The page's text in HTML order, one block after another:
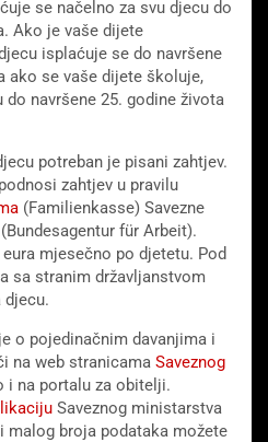
se načelno za svu djecu do
Ako je vaše dijete
isplaćuje se do navršene
ako se vaše dijete školuje,
do navršene 25. godine života
potreban je pisani zahtjev.
zahtjev u pravilu
(Familienkasse) Savezne
für Arbeit).
mjesečno po djetetu. Pod
sa stranim državljanstvom
djecu.
o pojedinačnim davanjima i
na web stranicama Saveznog
i na portalu za obitelji.
Saveznog ministarstva
broja podataka možete